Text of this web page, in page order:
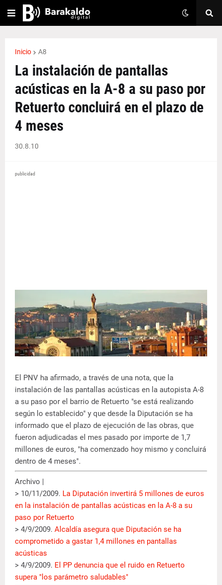
Inicio A8
La instalación de pantallas
acústicas en la A-8 a su paso por
Retuerto concluirá en el plazo de
4 meses
30.8.10
publicidad
El PNV ha afirmado, a través de una nota, que la
instalación de las pantallas acústicas en la autopista A-8
a su paso por el barrio de Retuerto "se está realizando
según lo establecido" y que desde la Diputación se ha
informado que el plazo de ejecución de las obras, que
fueron adjudicadas el mes pasado por importe de 1,7
millones de euros, "ha comenzado hoy mismo y concluirá
dentro de 4 meses".
Archivo |
> 10/11/2009. La Diputación invertirá 5 millones de euros
en la instalación de pantallas acústicas en la A-8 a su
paso por Retuerto
> 4/9/2009. Alcaldía asegura que Diputación se ha
comprometido a gastar 1,4 millones en pantallas
acústicas
> 4/9/2009. El PP denuncia que el ruido en Retuerto
supera "los parámetro saludables"